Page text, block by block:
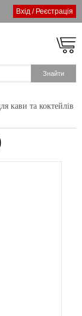
Вхід / Реєстрація
кави та коктейлів